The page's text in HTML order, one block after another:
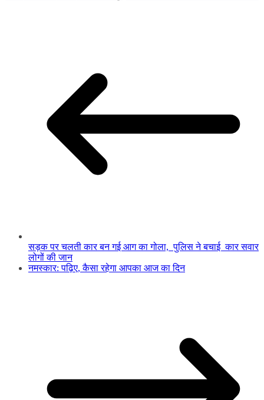
सड़क पर चलती कार बन गई आग का गोला, पुलिस ने बचाई कार सवार
लोगों की जान
नमस्कार: पढ़िए, कैसा रहेगा आपका आज का दिन